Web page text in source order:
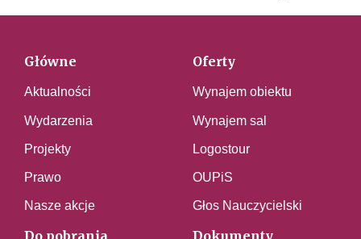
Główne
Aktualności
Wydarzenia
Projekty
Prawo
Nasze akcje
Oferty
Wynajem obiektu
Wynajem sal
Logostour
OUPiS
Głos Nauczycielski